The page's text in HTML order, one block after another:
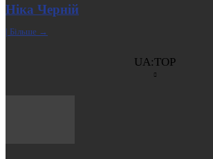
Ніка Черній
| Більше →
UA:TOP